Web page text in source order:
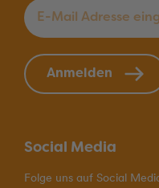
E-Mail Adresse eingeben
Anmelden
Social Media
Folge uns auf Social